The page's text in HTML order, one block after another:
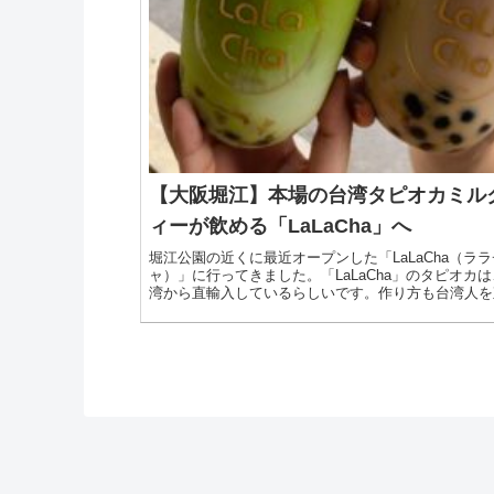
【大阪堀江】本場の台湾タピオカミル
ィーが飲める「LaLaCha」へ
堀江公園の近くに最近オープンした「LaLaCha（ラ
ャ）」に行ってきました。「LaLaCha」のタピオカ
湾から直輸入しているらしいです。作り方も台湾人
タピオカミルクティーが飲めるお店なのです。